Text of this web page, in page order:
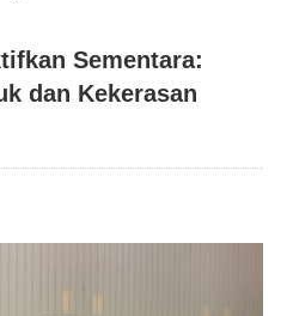
Sementara:
dan Kekerasan